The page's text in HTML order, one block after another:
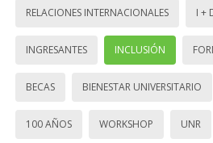
RELACIONES INTERNACIONALES I +
INGRESANTES INCLUSIÓN
BECAS BIENESTAR UNIVERSITARIO
100 AÑOS WORKSHOP UNR